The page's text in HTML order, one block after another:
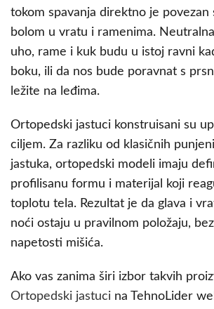
tokom spavanja direktno je povezan
bolom u vratu i ramenima.
uho, rame i kuk budu u istoj ravni
boku, ili da nos bude poravnat s
ležite na leđima.
Ortopedski jastuci konstruisani su
ciljem. Za razliku od klasičnih
jastuka, ortopedski modeli imaju
profilisanu formu i materijal koji
toplotu tela. Rezultat je da glava i
noći ostaju u pravilnom položaju,
napetosti mišića.
Ako vas zanima širi izbor takvih
Ortopedski jastuci na TehnoLider